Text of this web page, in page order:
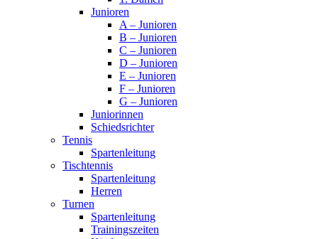
Junioren
A – Junioren
B – Junioren
C – Junioren
D – Junioren
E – Junioren
F – Junioren
G – Junioren
Juniorinnen
Schiedsrichter
Tennis
Spartenleitung
Tischtennis
Spartenleitung
Herren
Turnen
Spartenleitung
Trainingszeiten